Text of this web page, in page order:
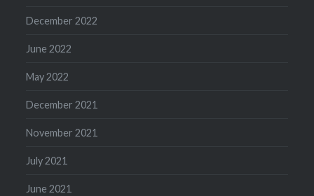
December 2022
June 2022
May 2022
December 2021
November 2021
July 2021
June 2021